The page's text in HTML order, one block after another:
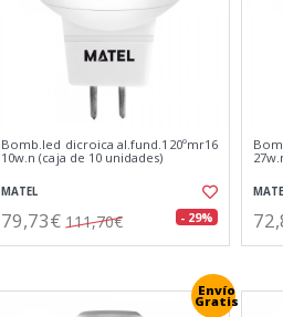
Bomb.led dicroica al.fund.120ºmr16
10w.n (caja de 10 unidades)
MATEL
79,73€ 111,70€ - 29%
Envío
Gratis